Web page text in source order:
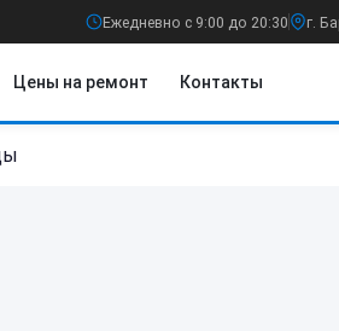
Ежедневно с 9:00 до 20:30 г.
Цены на ремонт Контакты